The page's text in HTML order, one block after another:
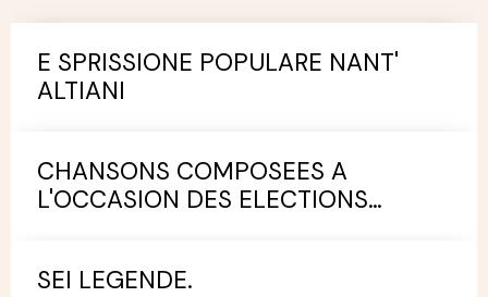
E SPRISSIONE POPULARE NANT'
ALTIANI
CHANSONS COMPOSEES A
L'OCCASION DES ELECTIONS
SEI LEGENDE.